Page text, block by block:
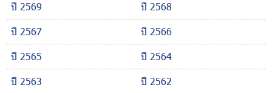
ปี 2569
ปี 2568
ปี 2567
ปี 2566
ปี 2565
ปี 2564
ปี 2563
ปี 2562